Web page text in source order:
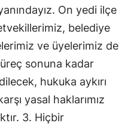
On yedi ilçe
belediye
ve üyelerimiz de
sonuna kadar
hukuka aykırı
yasal haklarımız
3. Hiçbir